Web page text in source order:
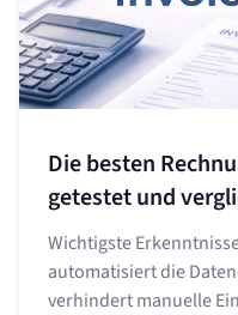
Die besten
getestet und
Wichtigste
automatisiert die
verhindert manuelle